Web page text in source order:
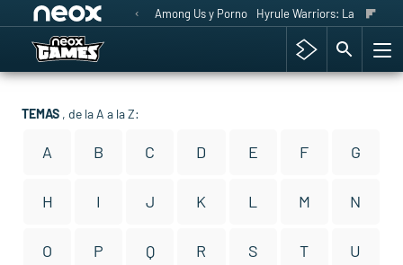
Among Us y Porno Hyrule Warriors: La Era del
TEMAS , de la A a la Z:
A B C D E F G
H I J K L M N
O P Q R S T U